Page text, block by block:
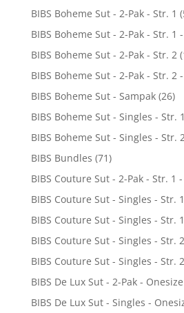
BIBS Boheme Sut - 2-Pak - Str. 1
BIBS Boheme Sut - 2-Pak - Str.
BIBS Boheme Sut - 2-Pak - Str. 2
BIBS Boheme Sut - 2-Pak - Str.
BIBS Boheme Sut - Sampak (26)
BIBS Boheme Sut - Singles - Str. 1
BIBS Boheme Sut - Singles - Str. 2
BIBS Bundles (71)
BIBS Couture Sut - 2-Pak - Str. 1
BIBS Couture Sut - Singles - Str.
BIBS Couture Sut - Singles - Str.
BIBS Couture Sut - Singles - Str.
BIBS Couture Sut - Singles - Str.
BIBS De Lux Sut - 2-Pak -
BIBS De Lux Sut - Singles -